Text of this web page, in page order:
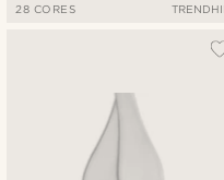
28 CORES